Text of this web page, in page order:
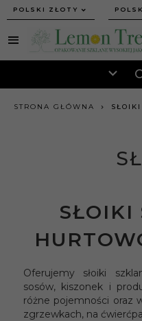
currency_h
POLSKI ZŁOTY
STRONA GŁÓWNA SŁOIKI
SŁOIKI
Oferujemy słoiki
sosów, kiszonek i
różne pojemności oraz
zgrzewkach, na